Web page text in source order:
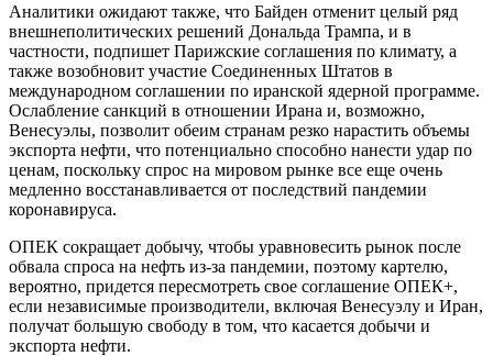
Аналитики ожидают также, что Байден отменит целый ряд
внешнеполитических решений Дональда Трампа, и в
частности, подпишет Парижские соглашения по климату, а
также возобновит участие Соединенных Штатов в
международном соглашении по иранской ядерной программе.
Ослабление санкций в отношении Ирана и, возможно,
Венесуэлы, позволит обеим странам резко нарастить объемы
экспорта нефти, что потенциально способно нанести удар по
ценам, поскольку спрос на мировом рынке все еще очень
медленно восстанавливается от последствий пандемии
коронавируса.
ОПЕК сокращает добычу, чтобы уравновесить рынок после
обвала спроса на нефть из-за пандемии, поэтому картелю,
вероятно, придется пересмотреть свое соглашение ОПЕК+,
если независимые производители, включая Венесуэлу и Иран,
получат большую свободу в том, что касается добычи и
экспорта нефти.